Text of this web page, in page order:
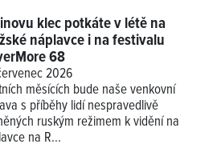
klec potkáte v létě na
náplavce i na festivalu
68
2026
měsících bude naše venkovní
s příběhy lidí nespravedlivě
ruským režimem k vidění na
na R...